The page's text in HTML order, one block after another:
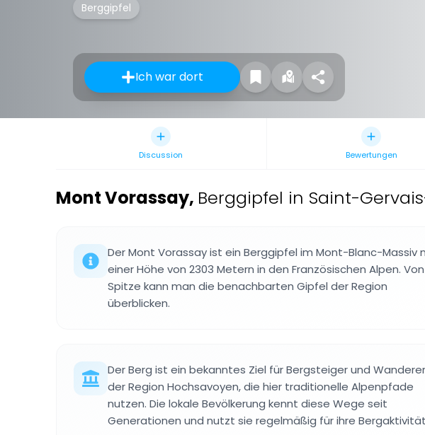
Berggipfel
Ich war dort
Discussion Bewertungen
Mont Vorassay, Berggipfel in Saint-
Der Mont Vorassay ist ein Berggipfel im Mont-Blanc-Massiv
einer Höhe von 2303 Metern in den Französischen Alpen.
Spitze kann man die benachbarten Gipfel der Region
überblicken.
Der Berg ist ein bekanntes Ziel für Bergsteiger und
der Region Hochsavoyen, die hier traditionelle Alpenpfade
nutzen. Die lokale Bevölkerung kennt diese Wege seit
Generationen und nutzt sie regelmäßig für ihre